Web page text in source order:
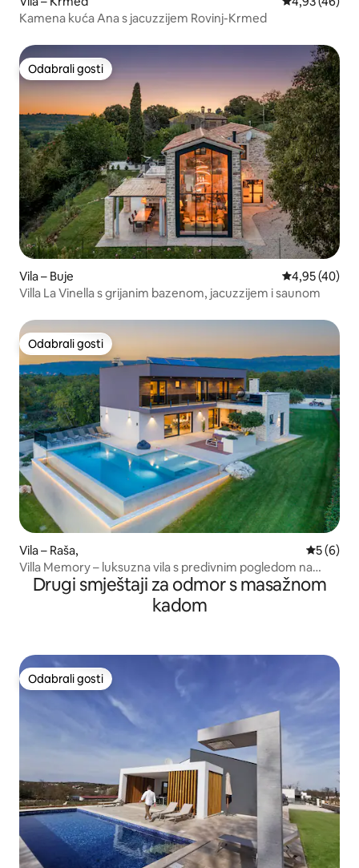
Kamena kuća Ana s jacuzzijem Rovinj-Krmed
Odabrali gosti
Odabrali gosti
Vila – Buje Prosječna
4,95 (40)
Villa La Vinella s grijanim bazenom, jacuzzijem i saunom
Odabrali gosti
Odabrali gosti
Vila – Raša,
5 (6)
Villa Memory – luksuzna vila s predivnim pogledom na
more
Drugi smještaji za odmor s masažnom
kadom
Odabrali gosti
Odabrali gosti